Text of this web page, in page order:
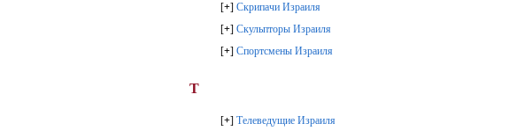
[+] Скрипачи Израиля
[+] Скульпторы Израиля
[+] Спортсмены Израиля
Т
[+] Телеведущие Израиля